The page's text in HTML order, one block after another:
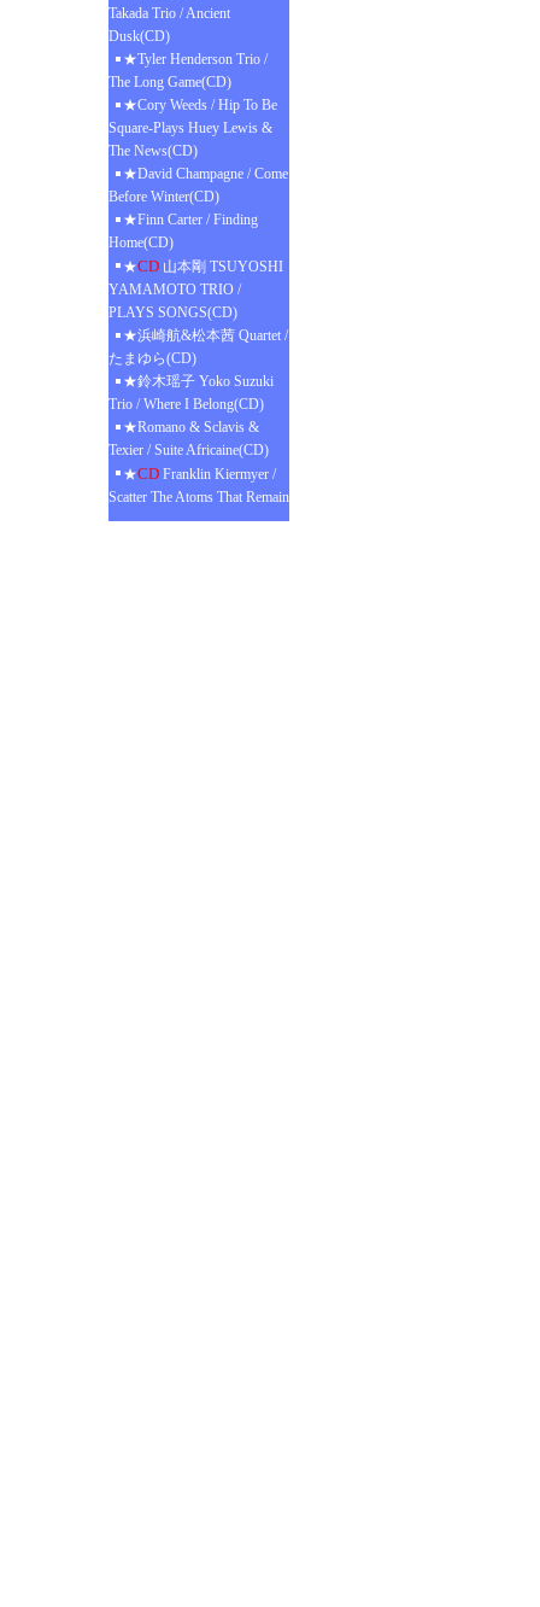
Takada Trio / Ancient
Dusk(CD)
★Tyler Henderson Trio /
The Long Game(CD)
★Cory Weeds / Hip To Be
Square-Plays Huey Lewis &
The News(CD)
★David Champagne / Come
Before Winter(CD)
★Finn Carter / Finding
Home(CD)
★CD 山本剛 TSUYOSHI
YAMAMOTO TRIO /
PLAYS SONGS(CD)
★浜崎航&松本茜 Quartet /
たまゆら(CD)
★鈴木瑶子 Yoko Suzuki
Trio / Where I Belong(CD)
★Romano & Sclavis &
Texier / Suite Africaine(CD)
★CD Franklin Kiermyer /
Scatter The Atoms That Remain